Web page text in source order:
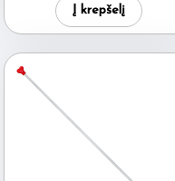
Į krepšelį